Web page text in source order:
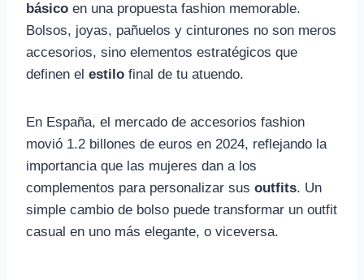
básico en una propuesta fashion memorable.
Bolsos, joyas, pañuelos y cinturones no son meros
accesorios, sino elementos estratégicos que
definen el estilo final de tu atuendo.
En España, el mercado de accesorios fashion
movió 1.2 billones de euros en 2024, reflejando la
importancia que las mujeres dan a los
complementos para personalizar sus outfits. Un
simple cambio de bolso puede transformar un outfit
casual en uno más elegante, o viceversa.